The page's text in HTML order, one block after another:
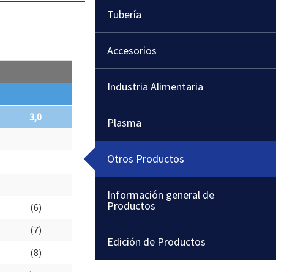
3,0
(6)
(7)
(8)
Tubería
Accesorios
Industria Alimentaria
Plasma
Otros Productos
Información general de
Productos
Edición de Productos